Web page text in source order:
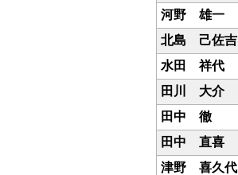
河野 雄一
北島 己佐吉
水田 祥代
田川 大介
田中 徹
田中 直喜
津野 喜久代